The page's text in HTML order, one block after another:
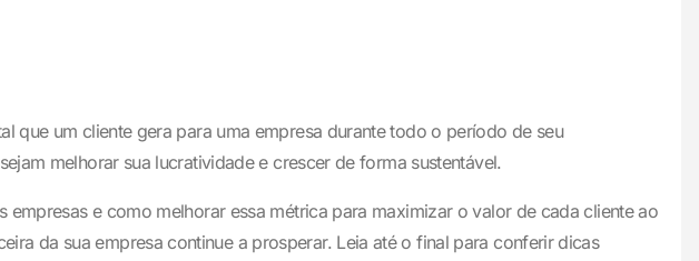
que um cliente gera para uma empresa durante todo o período de seu
melhorar sua lucratividade e crescer de forma sustentável.
e como melhorar essa métrica para maximizar o valor de cada cliente ao
da sua empresa continue a prosperar. Leia até o final para conferir dicas